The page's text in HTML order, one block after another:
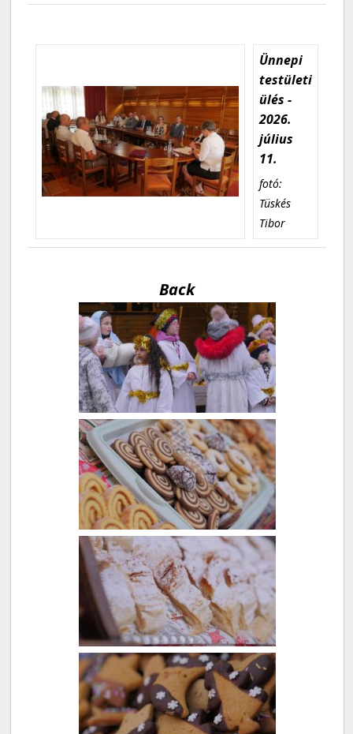
Ünnepi
testületi
ülés -
2026.
július
11.
fotó:
Tüskés
Tibor
Back